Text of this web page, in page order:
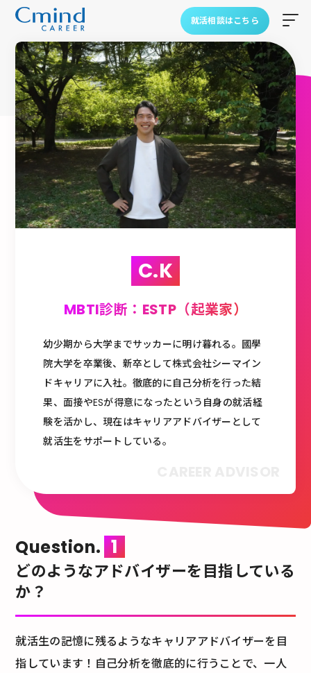
就活相談はこちら
C.K
MBTI診断：ESTP（起業家）
幼少期から大学までサッカーに明け暮れる。國學
院大学を卒業後、新卒として株式会社シーマイン
ドキャリアに入社。徹底的に自己分析を行った結
果、面接やESが得意になったという自身の就活経
験を活かし、現在はキャリアアドバイザーとして
就活生をサポートしている。
Question. 1
どのようなアドバイザーを目指している
か？
就活生の記憶に残るようなキャリアアドバイザーを目
指しています！自己分析を徹底的に行うことで、一人